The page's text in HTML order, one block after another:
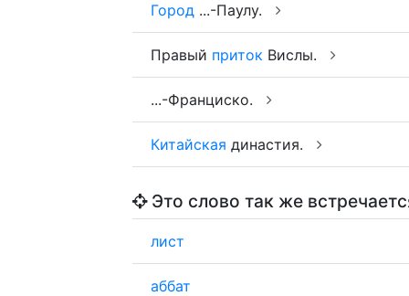
Город ...-Паулу.
Правый приток Вислы.
...-Франциско.
Китайская династия.
Это слово так же
лист
аббат